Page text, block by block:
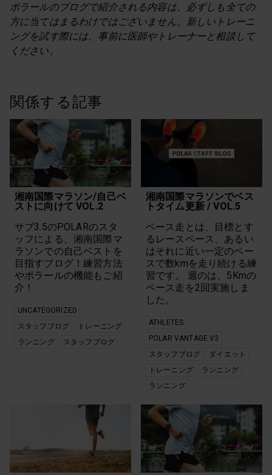
ポラールのブログで紹介される内容は、必ずしも全ての
方に当てはまるわけではございません。新しいトレーニ
ングを試す際には、事前に医師やトレーナーと相談して
ください。
関係する記事
湘南国際マラソン/自己ベ
ストに向けて VOL.2
サブ3.5のPOLARのスタ
ッフによる、湘南国際マ
ラソンでの自己ベストを
目指すブログ！練習方法
やポラールの機能もご紹
介！
UNCATEGORIZED
スタッフブログ
トレーニング
ランニング
スタッフブログ
湘南国際マラソンでベス
トタイム更新 / VOL.5
ペース走とは、目標とす
るレースペース、あるい
はそれに近い一定のペー
スで数kmを走り続ける練
習です。 週のは、5Kmの
ペース走を2回実施しま
した。
ATHLETES
POLAR VANTAGE V3
スタッフブログ
ダイエット
トレーニング
ランニング
ランニング